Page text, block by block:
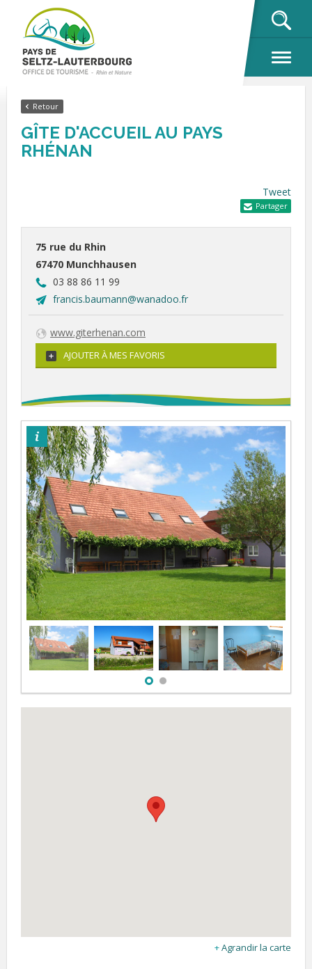
Retour
GÎTE D'ACCUEIL AU PAYS
RHÉNAN
Tweet
Partager
75 rue du Rhin
67470 Munchhausen
03 88 86 11 99
francis.baumann@wanadoo.fr
www.giterhenan.com
AJOUTER À MES FAVORIS
©Baumann F
Agrandir la carte